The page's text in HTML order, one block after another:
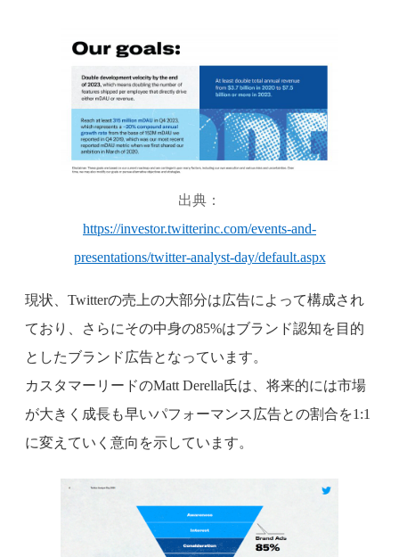
出典：
https://investor.twitterinc.com/events-and-
presentations/twitter-analyst-day/default.aspx
現状、Twitterの売上の大部分は広告によって構成され
ており、さらにその中身の85%はブランド認知を目的
としたブランド広告となっています。
カスタマーリードのMatt Derella氏は、将来的には市場
が大きく成長も早いパフォーマンス広告との割合を1:1
に変えていく意向を示しています。